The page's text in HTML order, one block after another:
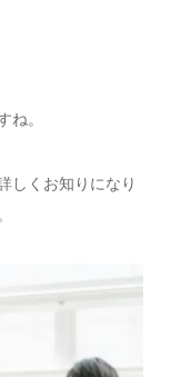
ね。
しくお知りになり